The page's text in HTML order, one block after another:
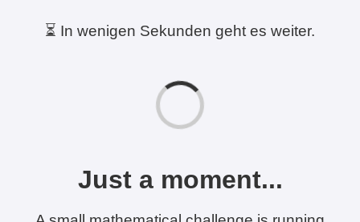
⏳ In wenigen Sekunden geht es weiter.
Just a moment...